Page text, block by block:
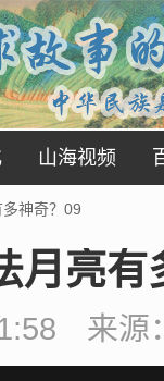
山海视频
神奇？09
月亮有
来源